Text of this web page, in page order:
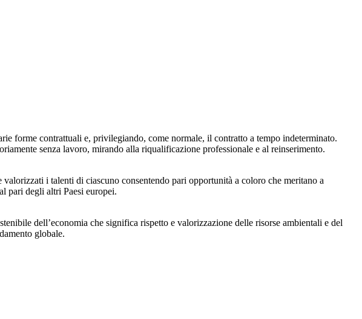
forme contrattuali e, privilegiando, come normale, il contratto a tempo indeterminato.
senza lavoro, mirando alla riqualificazione professionale e al reinserimento.
i talenti di ciascuno consentendo pari opportunità a coloro che meritano a
pari degli altri Paesi europei.
dell’economia che significa rispetto e valorizzazione delle risorse ambientali e del
globale.